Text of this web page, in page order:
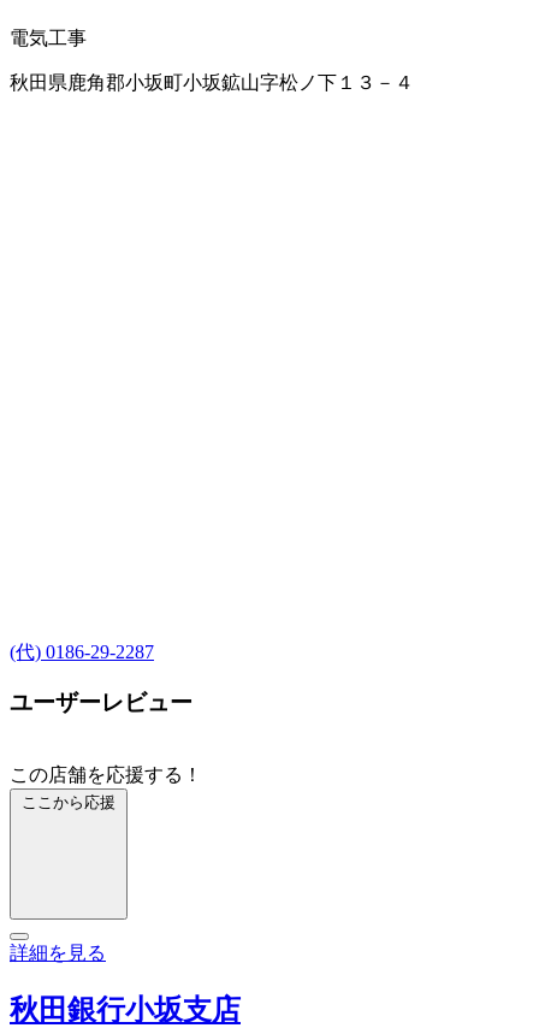
電気工事
秋田県鹿角郡小坂町小坂鉱山字松ノ下１３－４
(代) 0186-29-2287
ユーザーレビュー
この店舗を応援する！
ここから応援
詳細を見る
秋田銀行小坂支店